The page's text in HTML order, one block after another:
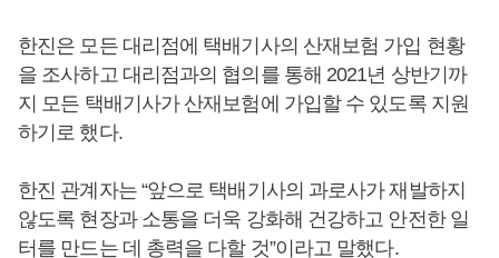
한진은 모든 대리점에 택배기사의 산재보험 가입 현황
을 조사하고 대리점과의 협의를 통해 2021년 상반기까
지 모든 택배기사가 산재보험에 가입할 수 있도록 지원
하기로 했다.
한진 관계자는 “앞으로 택배기사의 과로사가 재발하지
않도록 현장과 소통을 더욱 강화해 건강하고 안전한 일
터를 만드는 데 총력을 다할 것”이라고 말했다.